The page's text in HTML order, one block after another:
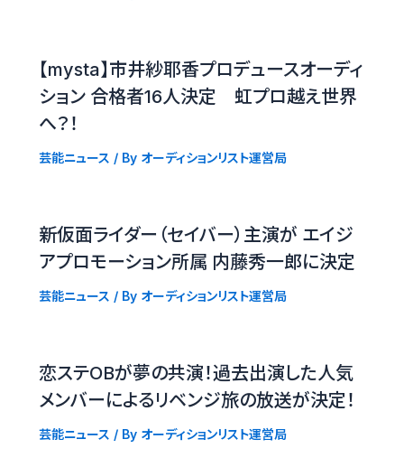
【mysta】市井紗耶香プロデュースオーディ
ション 合格者16人決定 虹プロ越え世界
へ？！
芸能ニュース / By オーディションリスト運営局
新仮面ライダー（セイバー）主演が エイジ
アプロモーション所属 内藤秀一郎に決定
芸能ニュース / By オーディションリスト運営局
恋ステOBが夢の共演！過去出演した人気
メンバーによるリベンジ旅の放送が決定！
芸能ニュース / By オーディションリスト運営局